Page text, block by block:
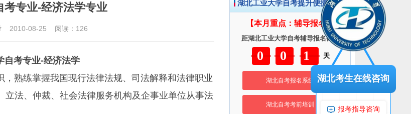
考专业-经济法学专业
2010-08-25 阅读：126
自考专业-经济法学
熟练掌握我国现行法律法规、司法解释和法律职业
法、仲裁、社会法律服务机构及企事业单位从事法
湖北工业大学自考提升便捷服务
【本月重点：辅导报名】
距湖北工业大学自考辅导报名截止
001天
湖北自考报名系统
湖北自考考前培训
湖北考生在线咨询
报考指导咨询